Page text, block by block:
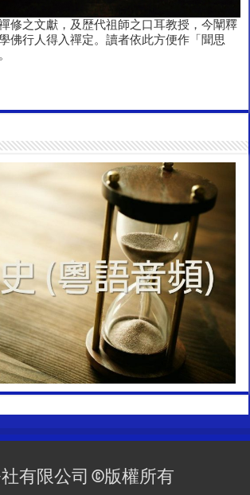
修之文獻，及歴代祖師之口耳教授，今闡釋
佛行人得入禪定。讀者依此方便作「聞思
有限公司 ©版權所有